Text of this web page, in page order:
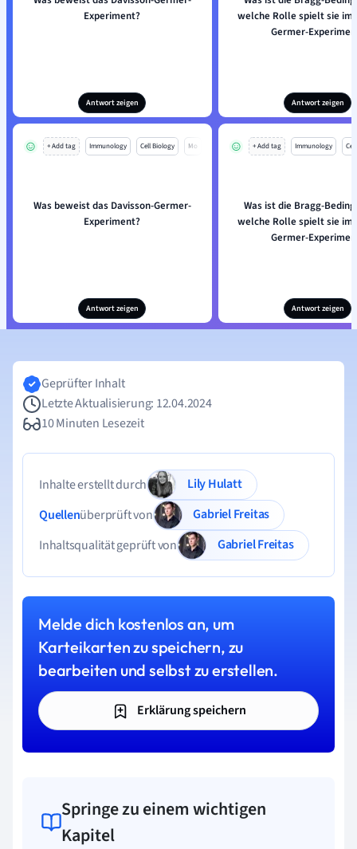
Experiment?
Antwort zeigen
welche Rolle spielt sie im
Germer-
Antwort zeigen
+ Add tag Immunology Cell Biology Mo
Was beweist das Davisson-Germer-
Experiment?
Antwort zeigen
+ Add tag Immunology
Was ist die Bragg-
welche Rolle spielt sie im
Germer-
Antwort zeigen
Geprüfter Inhalt
Letzte Aktualisierung: 12.04.2024
10 Minuten Lesezeit
Inhalte erstellt durch
Lily Hulatt
Quellenüberprüft von
Gabriel Freitas
Inhaltsqualität geprüft von
Gabriel Freitas
Melde dich kostenlos an, um
Karteikarten zu speichern, zu
bearbeiten und selbst zu erstellen.
Erklärung speichern
Springe zu einem wichtigen
Kapitel